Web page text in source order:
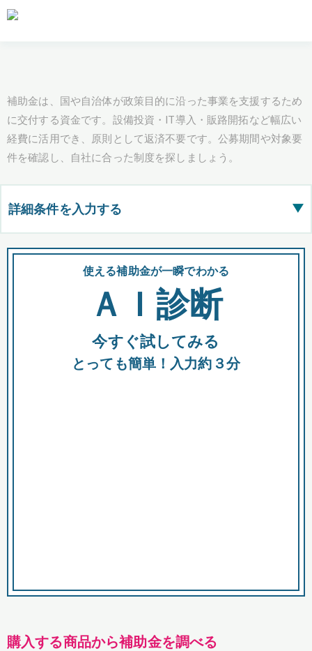
補助金は、国や自治体が政策目的に沿った事業を支援するため
に交付する資金です。設備投資・IT導入・販路開拓など幅広い
経費に活用でき、原則として返済不要です。公募期間や対象要
件を確認し、自社に合った制度を探しましょう。
詳細条件を入力する ▶
都道府県
全国の検索結果を含めて表示
助成金 融資 出資
使える補助金が一瞬でわかる
ＡＩ診断
今すぐ試してみる
とっても簡単！入力約３分
購入する商品から補助金を調べる